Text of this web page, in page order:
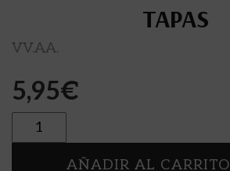
TAPAS
VV.AA.
5,95€
Cantidad
AÑADIR AL CARRITO